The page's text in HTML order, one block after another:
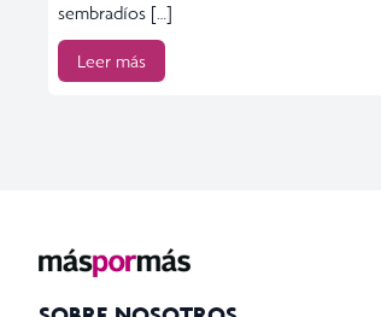
sembradíos […]
Leer más